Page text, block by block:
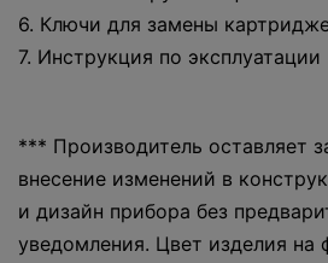
6. Ключи для замены
7. Инструкция по эксплуатации
*** Производитель оставляет
внесение изменений в
и дизайн прибора без
уведомления. Цвет изделия на